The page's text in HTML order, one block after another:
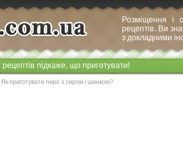
Розміщення і
рецептів. Ви
з докладними
підкаже, що приготувати!
приготувати пиріг з сиром і шинкою?